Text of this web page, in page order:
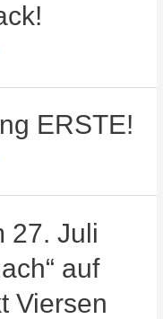
ERSTE!
27. Juli
auf
Viersen